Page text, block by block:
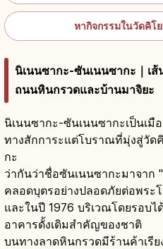
หากิจกรรมในวัดคิโ
นิเนนซากะ-ซันเนนซากะ｜เ
ถนนหินกรวดและบ้านมาจิยะ
นิเนนซากะ-ซันเนนซากะเป็นเมื
ทางสักการะแต่โบราณที่มุ่งสู่วัด
กะ
ว่ากันว่าชื่อซันเนนซากะมาจา
คลอดบุตรอย่างปลอดภัยต่อพระ
และในปี 1976 บริเวณโดยรอบไ
อาคารดั้งเดิมสำคัญของชาติ
บนทางลาดหินกรวดมีร้านค้าเรี